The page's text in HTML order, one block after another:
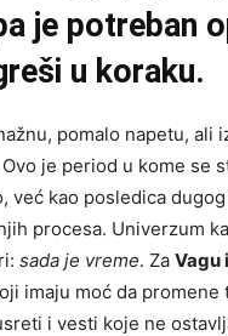
je potreban
u koraku.
pomalo napetu, ali
Ovo je period u kome se
već kao posledica
procesa. Univerzum
sada je vreme. Za Vagu
imaju moć da promene
i vesti koje ne